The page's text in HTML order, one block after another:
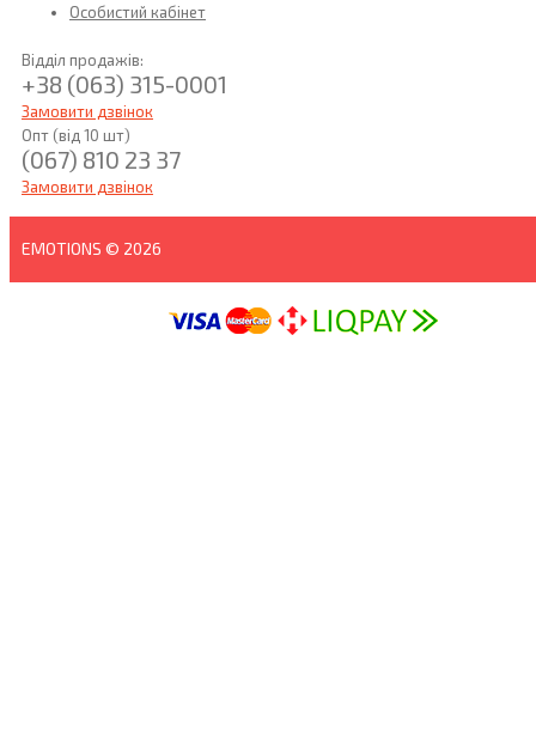
Особистий кабінет
Відділ продажів:
+38 (063) 315-0001
Замовити дзвінок
Опт (від 10 шт)
(067) 810 23 37
Замовити дзвінок
EMOTIONS © 2026